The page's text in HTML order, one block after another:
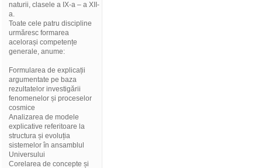
naturii, clasele a IX-a – a XII-
a.
Toate cele patru discipline
urmăresc formarea
acelorași competențe
generale, anume:
Formularea de explicații
argumentate pe baza
rezultatelor investigării
fenomenelor și proceselor
cosmice
Analizarea de modele
explicative referitoare la
structura și evoluția
sistemelor în ansamblul
Universului
Corelarea de concepte și